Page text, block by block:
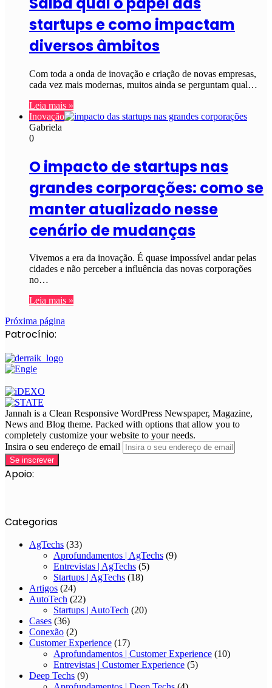
startups e como impactam
diversos âmbitos
Com toda a onda de inovação e criação de novas empresas,
cada vez mais modernas, muitos ainda se perguntam qual…
Leia mais »
Inovação
Gabriela
0
O impacto de startups nas
grandes corporações: como se
manter atualizado nesse
cenário de mudanças
Vivemos a era da inovação. É quase impossível andar pelas
cidades e não perceber a influência das novas corporações
no…
Leia mais »
Próxima página
Patrocínio:
Jannah is a Clean Responsive WordPress Newspaper, Magazine,
News and Blog theme. Packed with options that allow you to
completely customize your website to your needs.
Insira o seu endereço de email
Apoio:
Categorias
AgTechs (33)
Aprofundamentos | AgTechs (9)
Entrevistas | AgTechs (5)
Startups | AgTechs (18)
Artigos (24)
AutoTech (22)
Startups | AutoTech (20)
Cases (36)
Conexão (2)
Customer Experience (17)
Aprofundamentos | Customer Experience (10)
Entrevistas | Customer Experience (5)
Deep Techs (9)